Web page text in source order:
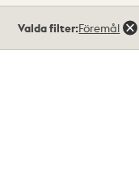
träffar
Valda filter:Föremål